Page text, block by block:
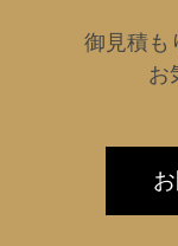
御見積も
お